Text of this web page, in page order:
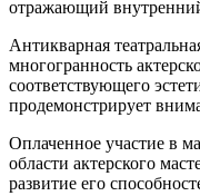
отражающий
Антикварная
многогранность
соответствующего
продемонстрирует
Оплаченное участие в
области актерского
развитие его